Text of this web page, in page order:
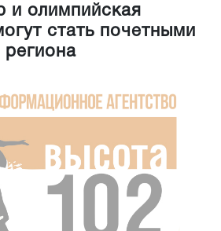
и олимпийская
стать почетными